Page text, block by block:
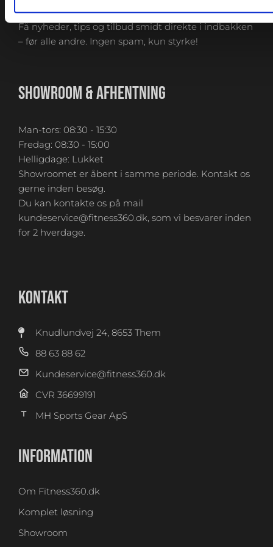
Få nyheder, tips og tilbud smidt direkte i indbakken
– før alle andre. Ingen spam, kun styrke!
SHOWROOM & AFHENTNING
Man-tors: 08:30 - 15:30
Fredag: 08:30 - 15:00
Helligdage: Lukket
Showroomet er åbent i samme periode. Kontakt os
gerne inden besøg.
Du kan kontakte os på mail
kundeservice@fitness360.dk, som vi besvarer inden
for 2 hverdage.
KONTAKT
Knudlundvej 24, 8653 Them
88 63 88 62
Kundeservice@fitness360.dk
CVR 36699191
MH Sports Gear ApS
INFORMATION
Om Fitness360.dk
Komplet løsning
Showroom